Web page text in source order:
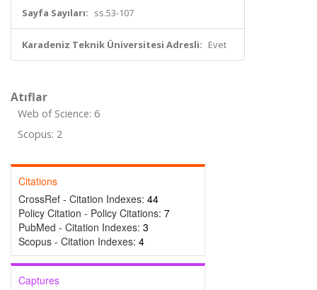
Sayfa Sayıları: ss.53-107
Karadeniz Teknik Üniversitesi Adresli: Evet
Atıflar
Web of Science: 6
Scopus: 2
Citations
CrossRef - Citation Indexes: 44
Policy Citation - Policy Citations: 7
PubMed - Citation Indexes: 3
Scopus - Citation Indexes: 4
Captures